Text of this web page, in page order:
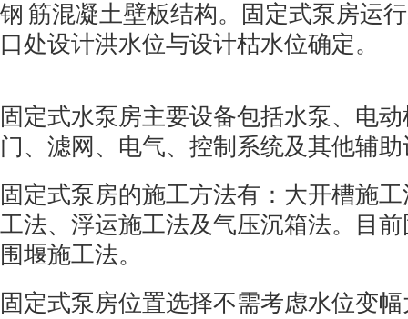
钢 筋混凝土壁板结构。固定式泵房运
口处设计洪水位与设计枯水位确定。
固定式水泵房主要设备包括水泵、电
门、滤网、电气、控制系统及其他辅
固定式泵房的施工方法有：大开槽施
工法、浮运施工法及气压沉箱法。目
围堰施工法。
固定式泵房位置选择不需考虑水位变